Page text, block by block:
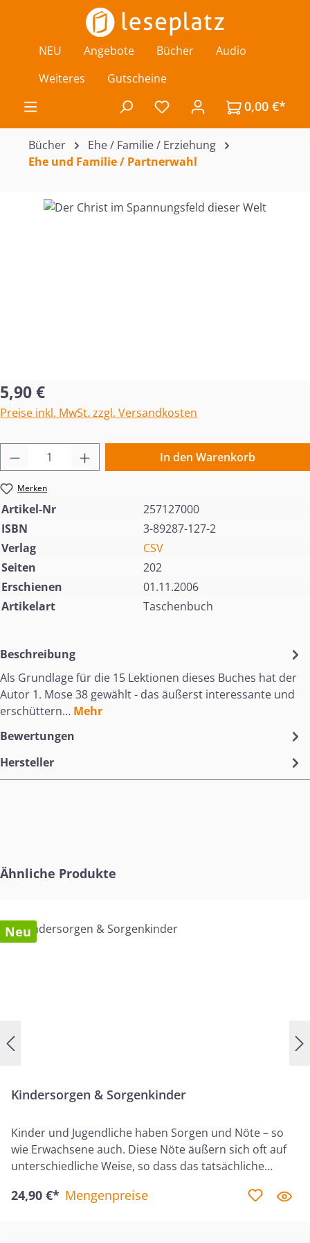
Zum Hauptinhalt springen
NEU Angebote Bücher
Audio
Weiteres
Gutscheine
Du hast 0 Produkte auf
0,00 €*
Bücher
Ehe / Familie / Erziehung
Ehe und Familie / Partnerwahl
Bildergalerie überspringen
Regulärer Preis:
5,90 €
Preise inkl. MwSt. zzgl. Versandkosten
Produkt Anzahl: Gib den gewünschten
In den Warenkorb
Merken
Artikel-Nr
257127000
ISBN
3-89287-127-2
Verlag
CSV
Seiten
202
Erschienen
01.11.2006
Artikelart
Taschenbuch
Beschreibung
Als Grundlage für die 15 Lektionen dieses Buches hat der
Autor 1. Mose 38 gewählt - das äußerst interessante und
erschüttern… Mehr
Bewertungen
Hersteller
Produktgalerie überspringen
Ähnliche Produkte
Neu
Kindersorgen & Sorgenkinder
Kinder und Jugendliche haben Sorgen und Nöte – so
wie Erwachsene auch. Diese Nöte äußern sich oft auf
unterschiedliche Weise, so dass das tatsächliche
und Seelsorger ist es oft sehr herausfordernd,
24,90 €* Mengenpreise